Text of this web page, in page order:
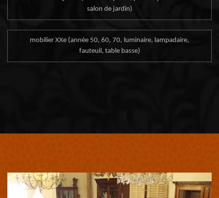
salon de jardin)
mobilier XXe (année 50, 60, 70, luminaire, lampadaire,
fauteuil, table basse)